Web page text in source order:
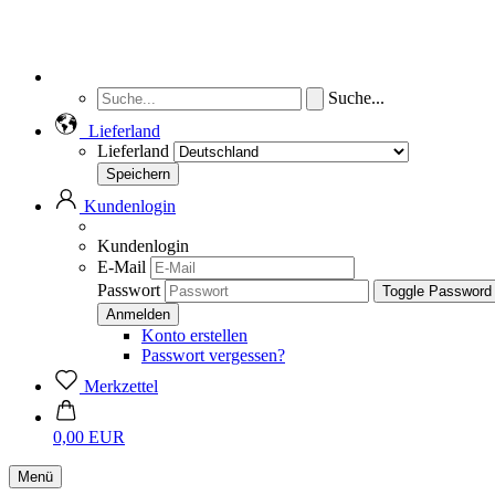
Suche...
Lieferland
Lieferland
Kundenlogin
Kundenlogin
E-Mail
Passwort
Toggle
Konto erstellen
Passwort vergessen?
Merkzettel
0,00 EUR
Menü